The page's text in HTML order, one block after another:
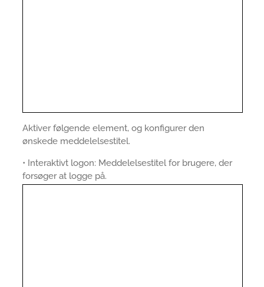
Aktiver følgende element, og konfigurer den
ønskede meddelelsestitel.
• Interaktivt logon: Meddelelsestitel for brugere, der
forsøger at logge på.